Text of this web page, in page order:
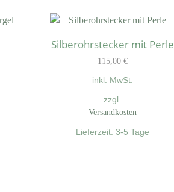
Silberohrstecker mit Perle
115,00 €
inkl. MwSt.
zzgl.
Versandkosten
Lieferzeit: 3-5 Tage